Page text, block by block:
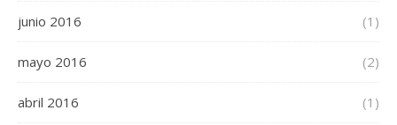
junio 2016 (1)
mayo 2016 (2)
abril 2016 (1)